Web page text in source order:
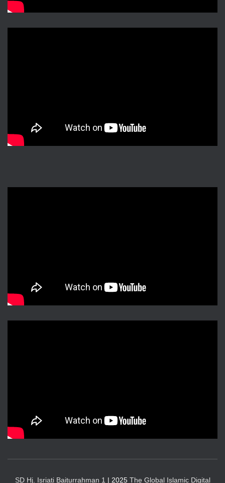
SD Hj. Isriati Baiturrahman 1 | 2025 The Global Islamic Digital